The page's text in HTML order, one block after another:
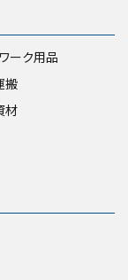
ーク用品
搬
材